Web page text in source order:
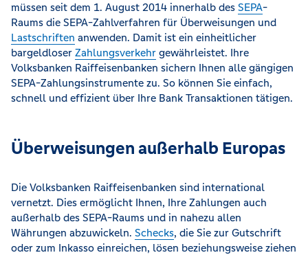
müssen seit dem 1. August 2014 innerhalb des SEPA-
Raums die SEPA-Zahlverfahren für Überweisungen und
Lastschriften anwenden. Damit ist ein einheitlicher
bargeldloser Zahlungsverkehr gewährleistet. Ihre
Volksbanken Raiffeisenbanken sichern Ihnen alle gängigen
SEPA-Zahlungsinstrumente zu. So können Sie einfach,
schnell und effizient über Ihre Bank Transaktionen tätigen.
Überweisungen außerhalb Europas
Die Volksbanken Raiffeisenbanken sind international
vernetzt. Dies ermöglicht Ihnen, Ihre Zahlungen auch
außerhalb des SEPA-Raums und in nahezu allen
Währungen abzuwickeln. Schecks, die Sie zur Gutschrift
oder zum Inkasso einreichen, lösen beziehungsweise ziehen